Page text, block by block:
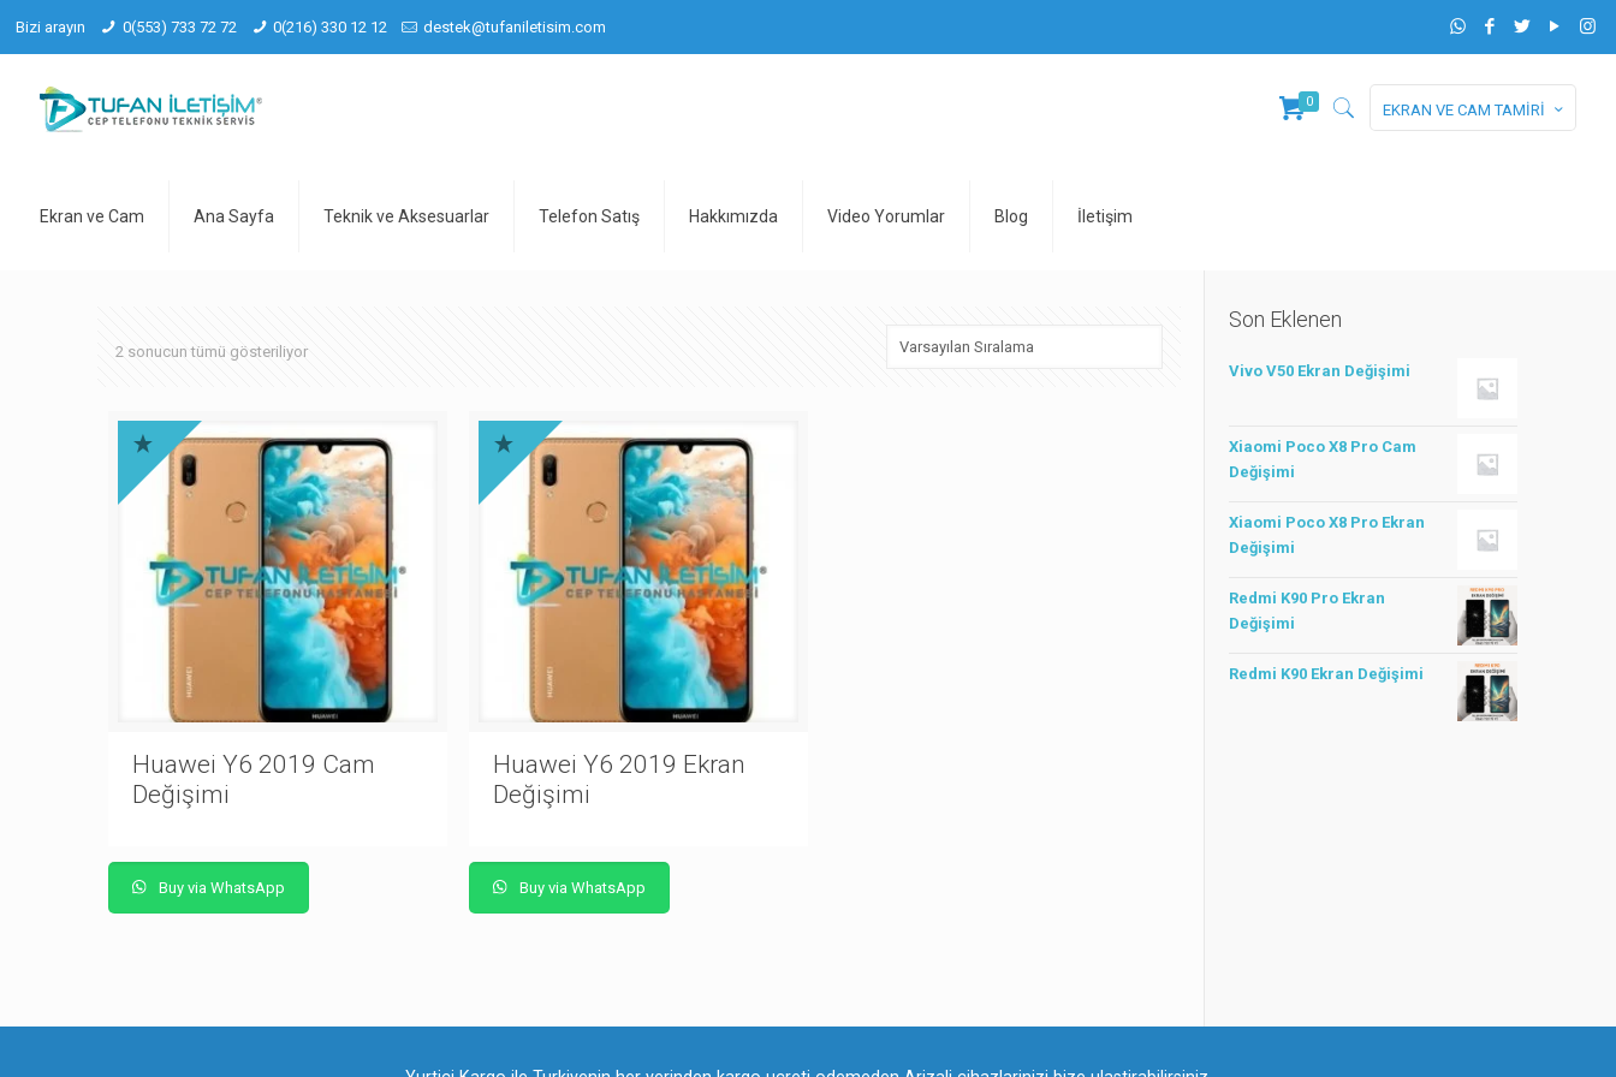
Bizi arayın 0(553) 733 72 72 0(216) 330 12 12 destek@tufaniletisim.com
Ekran ve Cam Ana Sayfa Teknik ve Aksesuarlar Telefon Satış Hakkımızda Video Yorumlar Blog İletişim
0 EKRAN VE CAM TAMİRİ
2 sonucun tümü gösteriliyor
Huawei Y6 2019 Cam
Değişimi
Buy via WhatsApp
Huawei Y6 2019 Ekran
Değişimi
Buy via WhatsApp
Son Eklenen
Vivo V50 Ekran Değişimi
Xiaomi Poco X8 Pro Cam
Değişimi
Xiaomi Poco X8 Pro Ekran
Değişimi
Redmi K90 Pro Ekran
Değişimi
Redmi K90 Ekran Değişimi